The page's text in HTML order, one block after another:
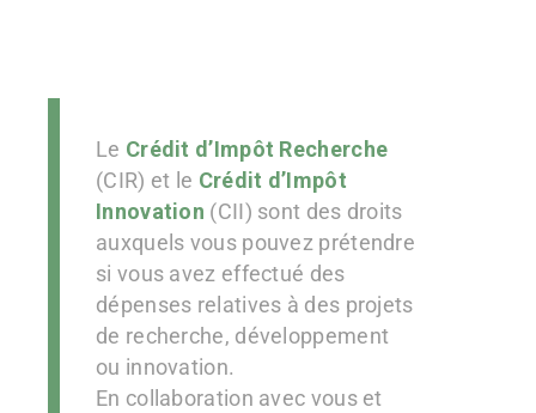
Le Crédit d’Impôt Recherche
(CIR) et le Crédit d’Impôt
Innovation (CII) sont des droits
auxquels vous pouvez prétendre
si vous avez effectué des
dépenses relatives à des projets
de recherche, développement
ou innovation.
En collaboration avec vous et